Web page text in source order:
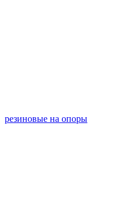
резиновые на опоры